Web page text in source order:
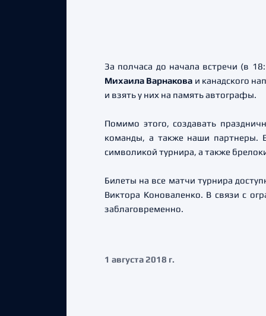
За полчаса до начала встречи (в
Михаила Варнакова и канадского
и взять у них на память автографы.
Помимо этого, создавать
команды, а также наши партнеры.
символикой турнира, а также
Билеты на все матчи турнира
Виктора Коноваленко. В связи с
заблаговременно.
1 августа 2018 г.